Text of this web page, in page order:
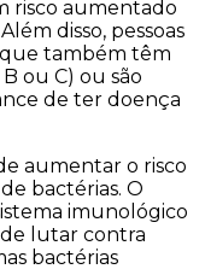
risco aumentado
disso, pessoas
também têm
ou C) ou são
de ter doença
aumentar o risco
bactérias. O
imunológico
lutar contra
bactérias